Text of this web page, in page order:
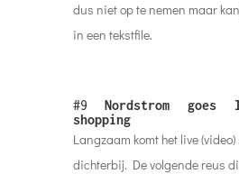
dus niet op te nemen maar
in een tekstfile.
#9Nordstrom
shopping
Langzaam komt het live
dichterbij. De volgende reus